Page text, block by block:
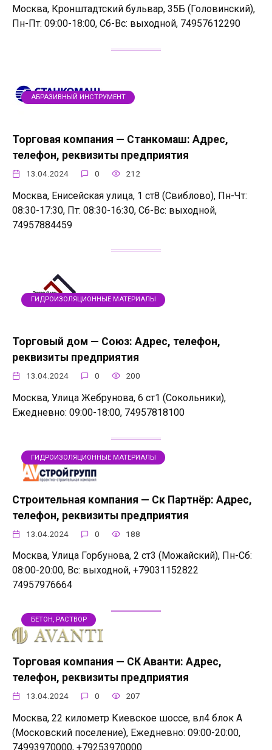
Москва, Кронштадтский бульвар, 35Б (Головинский),
Пн-Пт: 09:00-18:00, Сб-Вс: выходной, 74957612290
АБРАЗИВНЫЙ ИНСТРУМЕНТ
Торговая компания — Станкомаш: Адрес,
телефон, реквизиты предприятия
13.04.2024 0 212
Москва, Енисейская улица, 1 ст8 (Свиблово), Пн-Чт:
08:30-17:30, Пт: 08:30-16:30, Сб-Вс: выходной,
74957884459
ГИДРОИЗОЛЯЦИОННЫЕ МАТЕРИАЛЫ
Торговый дом — Союз: Адрес, телефон,
реквизиты предприятия
13.04.2024 0 200
Москва, Улица Жебрунова, 6 ст1 (Сокольники),
Ежедневно: 09:00-18:00, 74957818100
ГИДРОИЗОЛЯЦИОННЫЕ МАТЕРИАЛЫ
Строительная компания — Ск Партнёр: Адрес,
телефон, реквизиты предприятия
13.04.2024 0 188
Москва, Улица Горбунова, 2 ст3 (Можайский), Пн-Сб:
08:00-20:00, Вс: выходной, +79031152822
74957976664
БЕТОН, РАСТВОР
Торговая компания — СК Аванти: Адрес,
телефон, реквизиты предприятия
13.04.2024 0 207
Москва, 22 километр Киевское шоссе, вл4 блок А
(Московский поселение), Ежедневно: 09:00-20:00,
74993970000, +79253970000